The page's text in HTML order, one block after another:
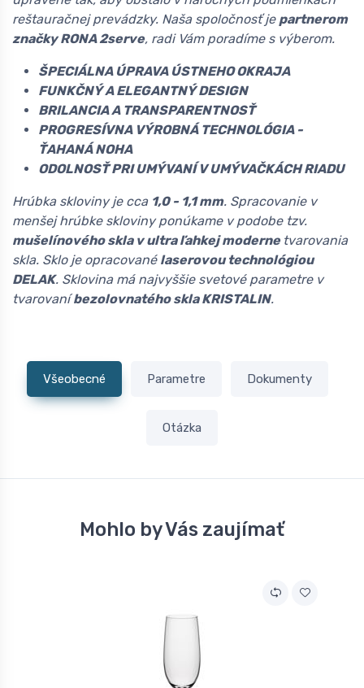
reštauračnej prevádzky. Naša spoločnosť je partnerom
značky RONA 2serve, radi Vám poradíme s výberom.
ŠPECIÁLNA ÚPRAVA ÚSTNEHO OKRAJA
FUNKČNÝ A ELEGANTNÝ DESIGN
BRILANCIA A TRANSPARENTNOSŤ
PROGRESÍVNA VÝROBNÁ TECHNOLÓGIA -
ŤAHANÁ NOHA
ODOLNOSŤ PRI UMÝVANÍ V UMÝVAČKÁCH RIADU
Hrúbka skloviny je cca 1,0 - 1,1 mm. Spracovanie v
menšej hrúbke skloviny ponúkame v podobe tzv.
mušelínového skla v ultra ľahkej moderne tvarovania
skla. Sklo je opracované laserovou technológiou
DELAK. Sklovina má najvyššie svetové parametre v
tvarovaníbezolovnatého skla KRISTALIN.
Všeobecné Parametre Dokumenty
Otázka
Mohlo by Vás zaujímať